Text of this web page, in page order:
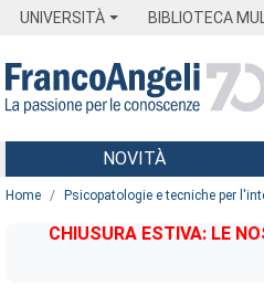
UNIVERSITÀ BIBLIOTECA
Menu
NOVITÀ
Home Psicopatologie e tecniche per
CHIUSURA ESTIVA: LE